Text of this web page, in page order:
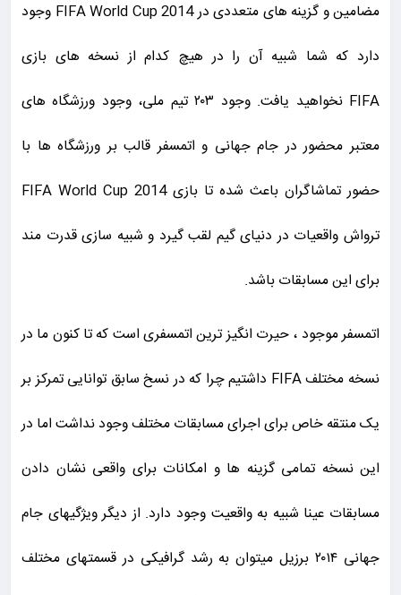
مضامین و گزینه های متعددی در FIFA World Cup 2014 وجود
دارد که شما شبیه آن را در هیچ کدام از نسخه های بازی
FIFA نخواهید یافت. وجود ۲۰۳ تیم ملی، وجود ورزشگاه های
معتبر محضور در جام جهانی و اتمسفر قالب بر ورزشگاه ها با
حضور تماشاگران باعث شده تا بازی FIFA World Cup 2014
ترواش واقعیات در دنیای گیم لقب گیرد و شبیه سازی قدرت مند
برای این مسابقات باشد.
اتمسفر موجود ، حیرت انگیز ترین اتمسفری است که تا کنون ما در
نسخه مختلف FIFA داشتیم چرا که در نسخ سابق توانایی تمرکز بر
یک منتقه خاص برای اجرای مسابقات مختلف وجود نداشت اما در
این نسخه تمامی گزینه ها و امکانات برای واقعی نشان دادن
مسابقات عینا شبیه به واقعیت وجود دارد. از دیگر ویژگیهای جام
جهانی ۲۰۱۴ برزیل میتوان به رشد گرافیکی در قسمتهای مختلف